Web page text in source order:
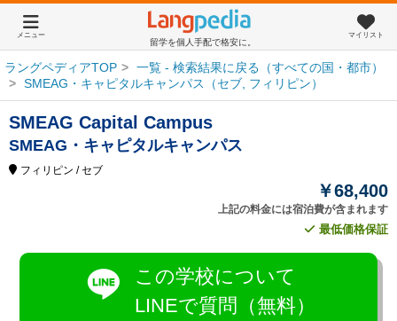
留学を個人手配で格安に。
メニュー マイリスト
ラングペディアTOP
一覧 - 検索結果に戻る（すべての国・都市）
SMEAG・キャピタルキャンパス（セブ, フィリピン）
SMEAG Capital Campus
SMEAG・キャピタルキャンパス
フィリピン / セブ
￥68,400
上記の料金には宿泊費が含まれます
最低価格保証
この学校について
LINEで質問（無料）